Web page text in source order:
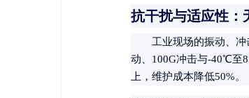
抗干扰与适应性：
工业现场的振动、
动、100G冲击与-40℃至
上，维护成本降低50%。